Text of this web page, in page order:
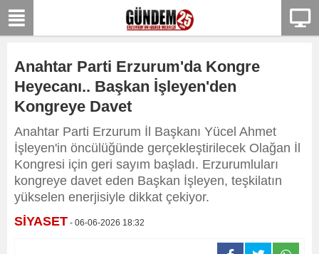
Anahtar Parti Erzurum'da Kongre
Heyecanı.. Başkan İşleyen'den
Kongreye Davet
Anahtar Parti Erzurum İl Başkanı Yücel Ahmet
İşleyen'in öncülüğünde gerçekleştirilecek Olağan İl
Kongresi için geri sayım başladı. Erzurumluları
kongreye davet eden Başkan İşleyen, teşkilatın
yükselen enerjisiyle dikkat çekiyor.
SİYASET - 06-06-2026 18:32